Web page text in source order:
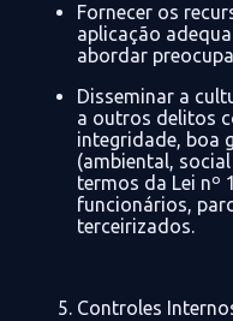
Fornecer os
aplicação
abordar
Disseminar a
a outros delitos
integridade, boa
(ambiental,
termos da Lei nº
funcionários,
terceirizados.
Controles